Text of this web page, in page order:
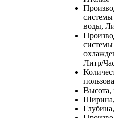
системы
воды,
системы
Литр/
Высота,